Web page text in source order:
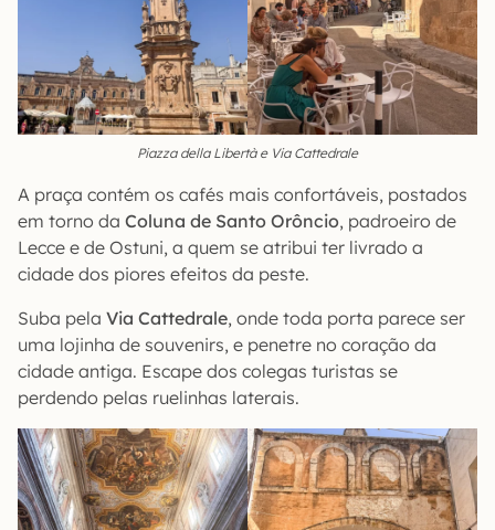
Piazza della Libertà e Via Cattedrale
A praça contém os cafés mais confortáveis, postados
em torno da Coluna de Santo Orôncio, padroeiro de
Lecce e de Ostuni, a quem se atribui ter livrado a
cidade dos piores efeitos da peste.
Suba pela Via Cattedrale, onde toda porta parece ser
uma lojinha de souvenirs, e penetre no coração da
cidade antiga. Escape dos colegas turistas se
perdendo pelas ruelinhas laterais.